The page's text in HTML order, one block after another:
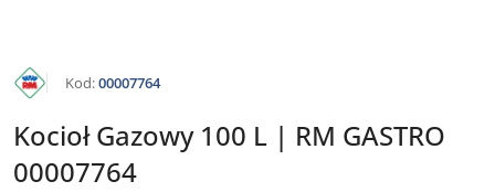
KATALOG
RM
GASTRO
Kod:00007764
Kocioł Gazowy 100 L | RM GASTRO
00007764